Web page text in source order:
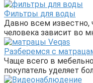
Фильтры для воды
Давно всем известно,
человека зависит во
Разберемся с
Чаще всего в
покупатель уделяет